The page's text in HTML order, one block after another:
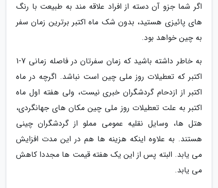
اگر شما جزو آن دسته از افراد علاقه مند به طبیعت با رنگ
های پائیزی هستید، بدون شک ماه اکتبر برترین زمان سفر
به چین خواهد بود.
به خاطر داشته باشید که زمان سفرتان در فاصله زمانی 7-1
اکتبر که تعطیلات روز ملی چین است نباشد. اگرچه در ماه
اکتبر از ازدحام گردشگران خبری نیست، ولی هفته اول ماه
اکتبر به علت تعطیلات روز ملی چین مکان های جهانگردی،
هتل ها، وسایل نقلیه عمومی مملو از گردشگران چینی
هستند. به علاوه اینکه هزینه ها هم در این مدت افزایش
می یابد. البته پس از این یک هفته قیمت ها مجددا کاهش
می یابد.